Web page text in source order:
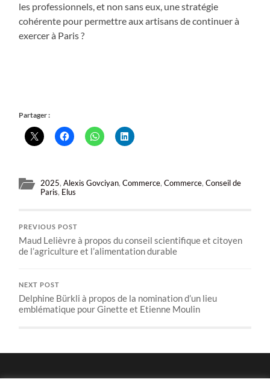
les professionnels, et non sans eux, une stratégie
cohérente pour permettre aux artisans de continuer à
exercer à Paris ?
Partager :
2025,Alexis Govciyan,Commerce,Commerce,Conseil de
Paris, Elus
PREVIOUS POST
Maud Lelièvre à propos du conseil scientifique et citoyen
de l’agriculture et l’alimentation durable
NEXT POST
Delphine Bürkli à propos de la nomination d’un lieu
emblématique pour Ginette et Etienne Moulin